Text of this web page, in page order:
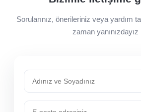
Sorularınız, önerileriniz veya yardım
zaman yanınızdayız